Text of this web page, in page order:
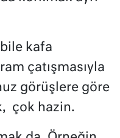
kafa
çatışmasıyla
görüşlere göre
çok hazin.